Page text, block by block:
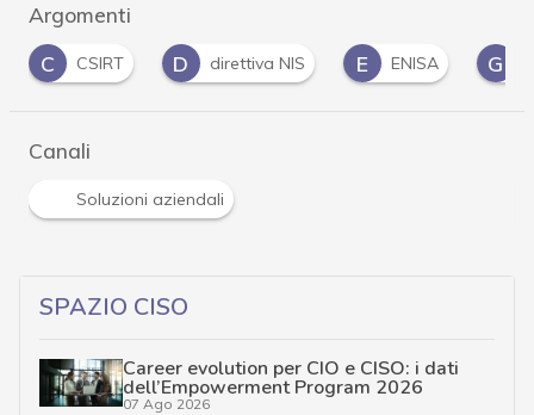
Argomenti
C
CSIRT D direttiva NIS E ENISA G
Canali
Soluzioni aziendali
SPAZIO CISO
Career evolution per CIO e CISO: i dati
dell’Empowerment Program 2026
07 Ago 2026